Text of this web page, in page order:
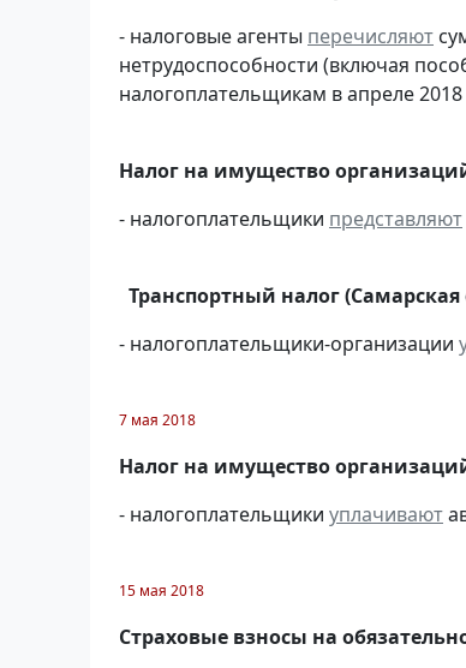
- налоговые агенты перечисляют
нетрудоспособности (включая
налогоплательщикам в апреле 2018
Налог на имущество
- налогоплательщики представляют
Транспортный налог (Самарская
- налогоплательщики-организации
7 мая 2018
Налог на имущество
- налогоплательщики уплачивают
15 мая 2018
Страховые взносы на